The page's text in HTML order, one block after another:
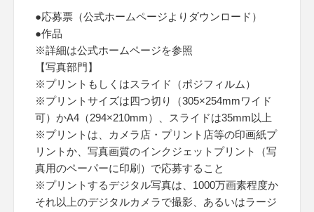
●応募票（公式ホームページよりダウンロード）
●作品
※詳細は公式ホームページを参照
【写真部門】
※プリントもしくはスライド（ポジフィルム）
※プリントサイズは四つ切り（305×254mmワイド
可）かA4（294×210mm）、スライドは35mm以上
※プリントは、カメラ店・プリント店等の印画紙プ
リントか、写真画質のインクジェットプリント（写
真用のペーパーに印刷）で応募すること
※プリントするデジタル写真は、1000万画素程度か
それ以上のデジタルカメラで撮影、あるいはラージ